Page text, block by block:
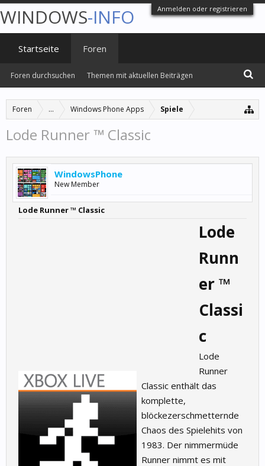
Anmelden oder registrieren
Foren ... Windows Phone Apps Spiele
Lode Runner ™ Classic
WindowsPhone
New Member
Lode Runner ™ Classic
Lode
Runn
er ™
Classi
c
Lode
Runner
Classic enthält das
komplette,
blöckezerschmetternde
Chaos des Spielehits von
1983. Der nimmermüde
Runner nimmt es mit
WINDOWS-INFO
Startseite Foren
Foren durchsuchen Themen mit aktuellen Beiträgen